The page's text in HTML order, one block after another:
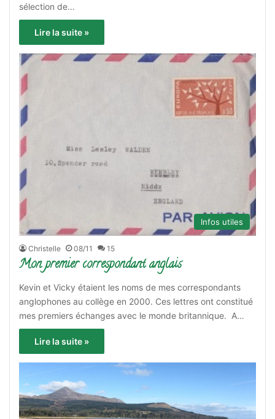
sélection de…
Lire la suite »
Infos utiles
Christelle 08/11 15
Mon premier correspondant anglais
Kevin et Vicky étaient les noms de mes correspondants
anglophones au collège en 2000. Ces lettres ont constitué
mes premiers échanges avec le monde britannique. A…
Lire la suite »